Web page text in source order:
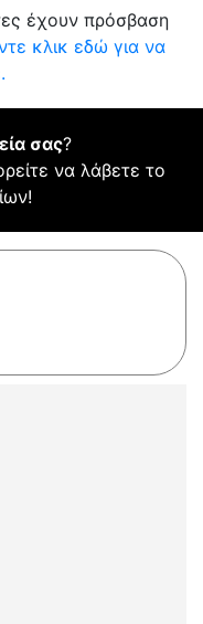
έχουν πρόσβαση
κλικ εδώ για να
σας?
να λάβετε το